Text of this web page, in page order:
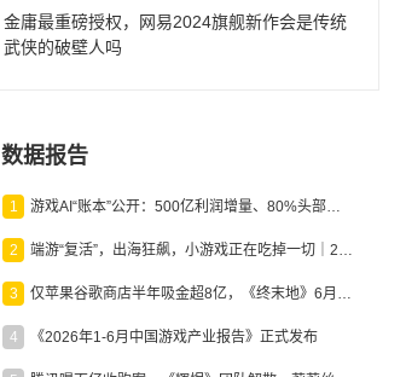
金庸最重磅授权，网易2024旗舰新作会是传统
武侠的破壁人吗
数据报告
1 游戏AI“账本”公开：500亿利润增量、80%头部入局，谁在闷声发财？
2 端游“复活”，出海狂飙，小游戏正在吃掉一切｜2026上半年产业报告
3 仅苹果谷歌商店半年吸金超8亿，《终末地》6月份收入显著回暖
4 《2026年1-6月中国游戏产业报告》正式发布